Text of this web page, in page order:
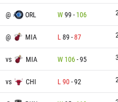
@ ORL W99 - 106
@ MIA L 89 -87
vs MIA W 106-95
vs CHI L 90-92